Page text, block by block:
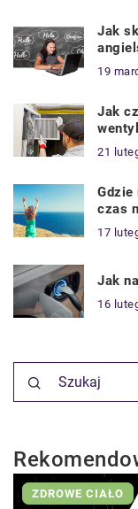
Jak
19
Jak
21
Gdzie
czas
17
Jak
16
ZDROWE CIAŁO